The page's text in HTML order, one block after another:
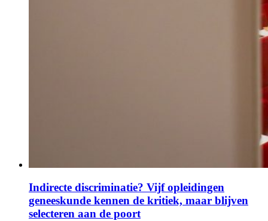
Indirecte discriminatie? Vijf opleidingen
geneeskunde kennen de kritiek, maar blijven
selecteren aan de poort